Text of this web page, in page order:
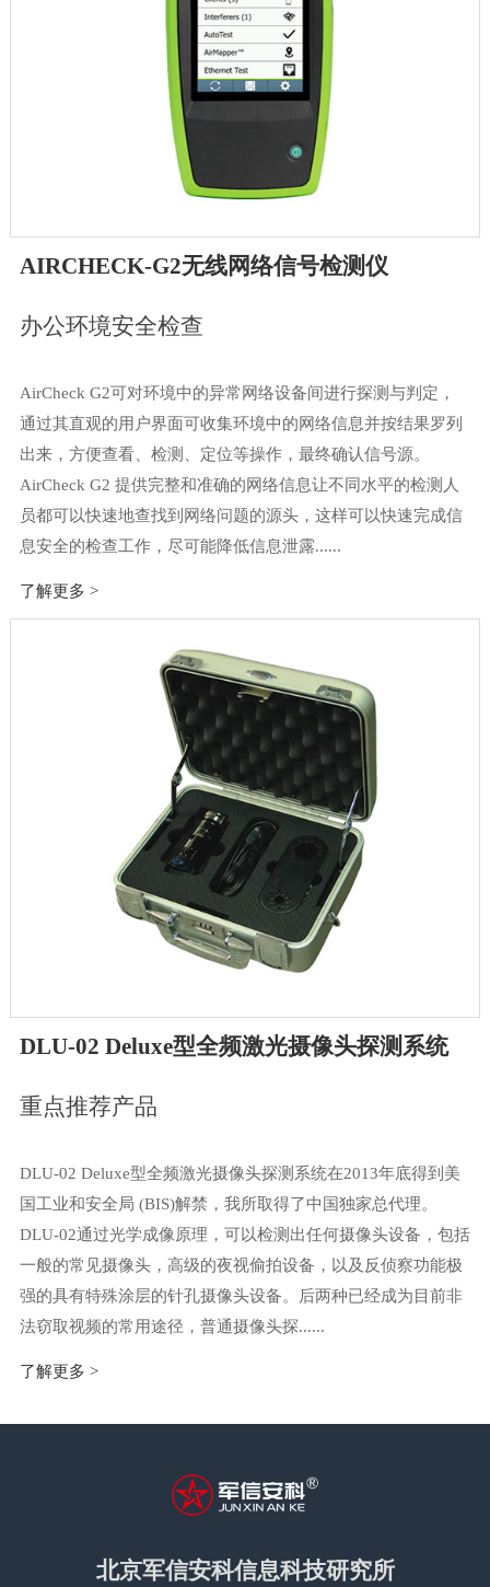
AIRCHECK-G2无线网络信号检测仪
办公环境安全检查
AirCheck G2可对环境中的异常网络设备间进行探测与判定，
通过其直观的用户界面可收集环境中的网络信息并按结果罗列
出来，方便查看、检测、定位等操作，最终确认信号源。
AirCheck G2 提供完整和准确的网络信息让不同水平的检测人
员都可以快速地查找到网络问题的源头，这样可以快速完成信
息安全的检查工作，尽可能降低信息泄露......
了解更多 >
DLU-02 Deluxe型全频激光摄像头探测系统
重点推荐产品
DLU-02 Deluxe型全频激光摄像头探测系统在2013年底得到美
国工业和安全局 (BIS)解禁，我所取得了中国独家总代理。
DLU-02通过光学成像原理，可以检测出任何摄像头设备，包括
一般的常见摄像头，高级的夜视偷拍设备，以及反侦察功能极
强的具有特殊涂层的针孔摄像头设备。后两种已经成为目前非
法窃取视频的常用途径，普通摄像头探......
了解更多 >
北京军信安科信息科技研究所